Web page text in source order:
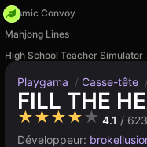
Cosmic Convoy
Mahjong Lines
High School Teacher Simulator
Playgama / Casse-tête /
FILL THE
★★★★★ 4.1 /
Développeur: